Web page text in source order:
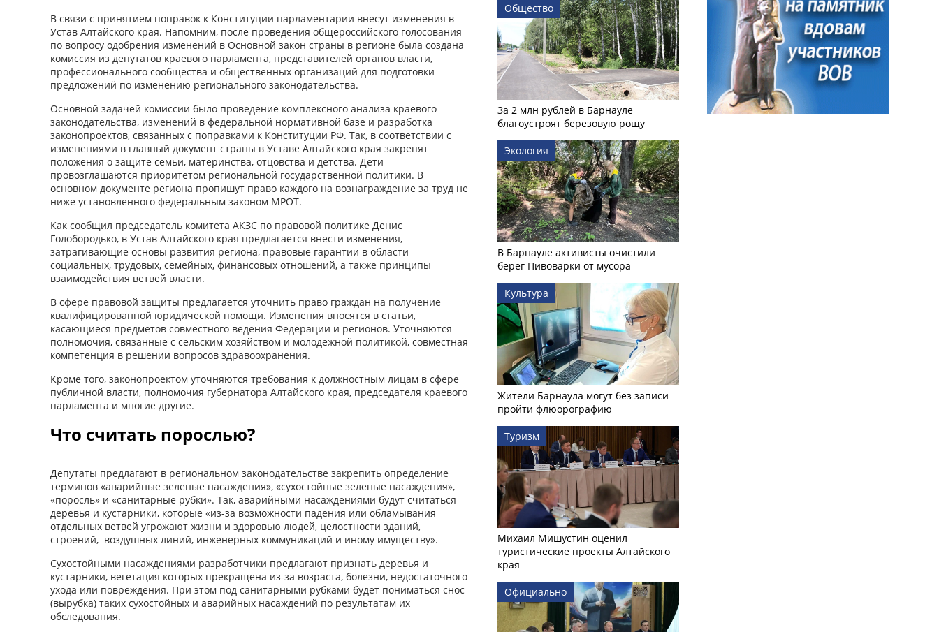
В связи с принятием поправок к Конституции парламентарии внесут изменения в
Устав Алтайского края. Напомним, после проведения общероссийского голосования
по вопросу одобрения изменений в Основной закон страны в регионе была создана
комиссия из депутатов краевого парламента, представителей органов власти,
профессионального сообщества и общественных организаций для подготовки
предложений по изменению регионального законодательства.
Основной задачей комиссии было проведение комплексного анализа краевого
законодательства, изменений в федеральной нормативной базе и разработка
законопроектов, связанных с поправками к Конституции РФ. Так, в соответствии с
изменениями в главный документ страны в Уставе Алтайского края закрепят
положения о защите семьи, материнства, отцовства и детства. Дети
провозглашаются приоритетом региональной государственной политики. В
основном документе региона пропишут право каждого на вознаграждение за труд не
ниже установленного федеральным законом МРОТ.
Как сообщил председатель комитета АКЗС по правовой политике Денис
Голобородько, в Устав Алтайского края предлагается внести изменения,
затрагивающие основы развития региона, правовые гарантии в области
социальных, трудовых, семейных, финансовых отношений, а также принципы
взаимодействия ветвей власти.
В сфере правовой защиты предлагается уточнить право граждан на получение
квалифицированной юридической помощи. Изменения вносятся в статьи,
касающиеся предметов совместного ведения Федерации и регионов. Уточняются
полномочия, связанные с сельским хозяйством и молодежной политикой, совместная
компетенция в решении вопросов здравоохранения.
Кроме того, законопроектом уточняются требования к должностным лицам в сфере
публичной власти, полномочия губернатора Алтайского края, председателя краевого
парламента и многие другие.
Что считать порослью?
Депутаты предлагают в региональном законодательстве закрепить определение
терминов «аварийные зеленые насаждения», «сухостойные зеленые насаждения»,
«поросль» и «санитарные рубки». Так, аварийными насаждениями будут считаться
деревья и кустарники, которые «из-за возможности падения или обламывания
отдельных ветвей угрожают жизни и здоровью людей, целостности зданий,
строений, воздушных линий, инженерных коммуникаций и иному имуществу».
Сухостойными насаждениями разработчики предлагают признать деревья и
кустарники, вегетация которых прекращена из-за возраста, болезни, недостаточного
ухода или повреждения. При этом под санитарными рубками будет пониматься снос
(вырубка) таких сухостойных и аварийных насаждений по результатам их
обследования.
Общество
За 2 млн рублей в Барнауле
благоустроят березовую рощу
Экология
В Барнауле активисты очистили
берег Пивоварки от мусора
Культура
Жители Барнаула могут без записи
пройти флюорографию
Туризм
Михаил Мишустин оценил
туристические проекты Алтайского
края
Официально